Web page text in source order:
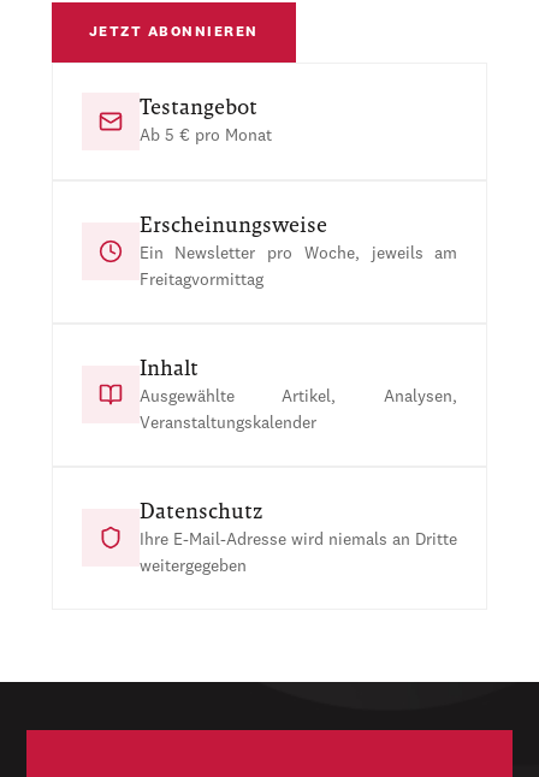
JETZT ABONNIEREN
Testangebot
Ab 5 € pro Monat
Erscheinungsweise
Ein Newsletter pro Woche, jeweils am
Freitagvormittag
Inhalt
Ausgewählte Artikel, Analysen,
Veranstaltungskalender
Datenschutz
Ihre E-Mail-Adresse wird niemals an Dritte
weitergegeben